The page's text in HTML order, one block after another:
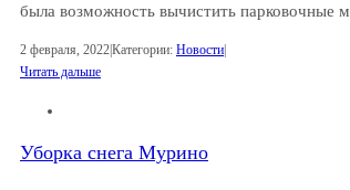
была возможность вычистить парковочные
2 февраля, 2022Категории: Новости
Читать дальше
Уборка снега Мурино